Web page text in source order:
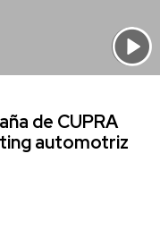
de CUPRA
automotriz